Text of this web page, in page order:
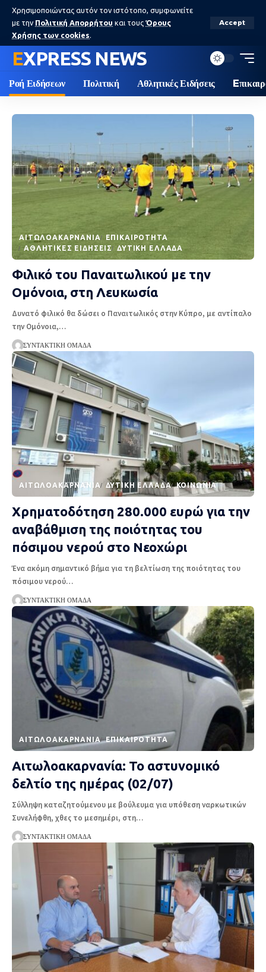
Χρησιμοποιώντας αυτόν τον ιστότοπο, συμφωνείτε
με την Πολιτική Απορρήτου και τους Όρους
Χρήσης των cookies.
Accept
EXPRESS NEWS
Ροή Ειδήσεων Πολιτική Αθλητικές Ειδήσεις
AΙΤΩΛΟΑΚΑΡΝΑΝΊΑ
EΠΙΚΑΙΡΌΤΗΤΑ
ΑΘΛΗΤΙΚΈΣ ΕΙΔΉΣΕΙΣ
ΔΥΤΙΚΉ ΕΛΛΆΔΑ
Φιλικό του Παναιτωλικού με την
Ομόνοια, στη Λευκωσία
Δυνατό φιλικό θα δώσει ο Παναιτωλικός στην Κύπρο, με αντίπαλο
την Ομόνοια,…
ΣΥΝΤΑΚΤΙΚΉ ΟΜΆΔΑ
AΙΤΩΛΟΑΚΑΡΝΑΝΊΑ ΔΥΤΙΚΉ ΕΛΛΆΔΑ ΚΟΙΝΩΝΊΑ
Χρηματοδότηση 280.000 ευρώ για την
αναβάθμιση της ποιότητας του
πόσιμου νερού στο Νεοχώρι
Ένα ακόμη σημαντικό βήμα για τη βελτίωση της ποιότητας του
πόσιμου νερού…
ΣΥΝΤΑΚΤΙΚΉ ΟΜΆΔΑ
AΙΤΩΛΟΑΚΑΡΝΑΝΊΑ EΠΙΚΑΙΡΌΤΗΤΑ
Αιτωλοακαρνανία: Το αστυνομικό
δελτίο της ημέρας (02/07)
Σύλληψη καταζητούμενου με βούλευμα για υπόθεση ναρκωτικών
Συνελήφθη, χθες το μεσημέρι, στη…
ΣΥΝΤΑΚΤΙΚΉ ΟΜΆΔΑ